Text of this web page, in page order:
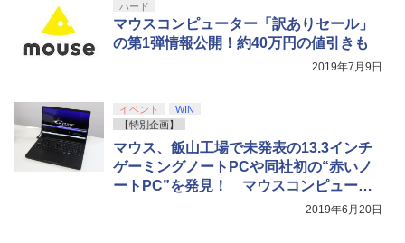
5
【純正品】DualSense ワイヤレスコン
【純正品】Xbox ワイヤレス コントロー
ラー (カーボンブラック)
窩座再来 完全生産限定版 [Blu-ray]
￥8,698
5
【Amazon.co.jp限定】劇場版モノノ怪
第三章 蛇神 (オリジナル特典:オリジナル
巾着＋メーカー特典:【坤と離】二振りの
剣、十翼より来たる！スタジオ描き下ろ
しイラストボード付) [DVD]
ハード
マウスコンピューター「訳ありセール」
の第1弾情報公開！約40万円の値引きも
2019年7月9日
イベント
WIN
【特別企画】
マウス、飯山工場で未発表の13.3インチ
ゲーミングノートPCや同社初の“赤いノ
ートPC”を発見！ マウスコンピュータ
2019年6月20日